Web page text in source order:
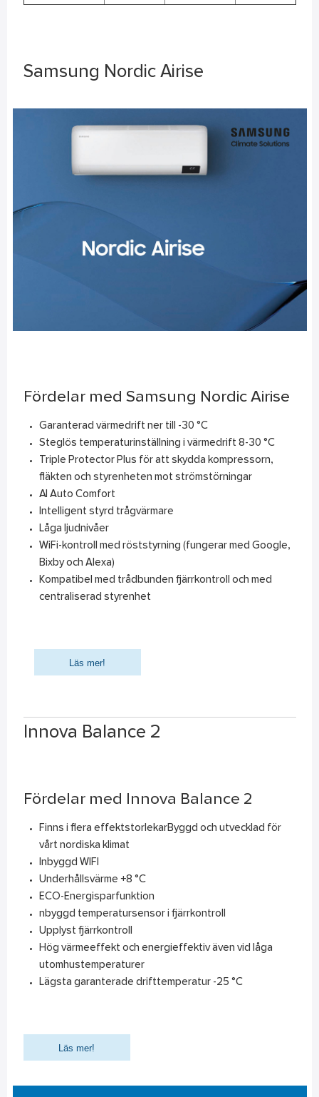
Samsung Nordic Airise
Fördelar med Samsung Nordic Airise
Garanterad värmedrift ner till -30 °C
Steglös temperaturinställning i värmedrift 8-30 °C
Triple Protector Plus för att skydda kompressorn,
fläkten och styrenheten mot strömstörningar
AI Auto Comfort
Intelligent styrd trågvärmare
Låga ljudnivåer
WiFi-kontroll med röststyrning (fungerar med Google,
Bixby och Alexa)
Kompatibel med trådbunden fjärrkontroll och med
centraliserad styrenhet
Läs mer!
Innova Balance 2
Fördelar med Innova Balance 2
Finns i flera effektstorlekarByggd och utvecklad för
vårt nordiska klimat
Inbyggd WIFI
Underhållsvärme +8 °C
ECO-Energisparfunktion
nbyggd temperatursensor i fjärrkontroll
Upplyst fjärrkontroll
Hög värmeeffekt och energieffektiv även vid låga
utomhustemperaturer
Lägsta garanterade drifttemperatur -25 °C
Läs mer!